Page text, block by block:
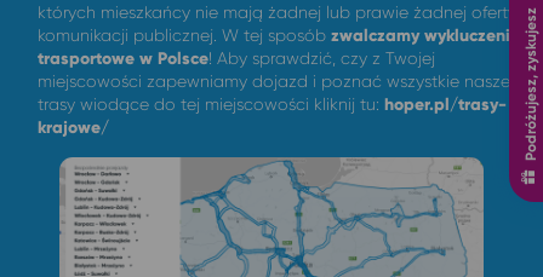
Podróżujesz, zyskujesz
których mieszkańcy nie mają żadnej lub prawie żadnej oferty
komunikacji publicznej. W tej sposób zwalczamy wykluczenie
trasportowe w Polsce! Aby sprawdzić, czy z Twojej
miejscowości zapewniamy dojazd i poznać wszystkie nasze
trasy wiodące do tej miejscowości kliknij tu: hoper.pl/trasy-
krajowe/